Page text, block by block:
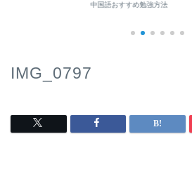
中国語おすすめ勉強方法
IMG_0797